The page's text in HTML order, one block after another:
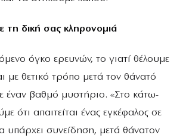
δική σας κληρονομιά
όγκο ερευνών, το γιατί θέλουμε
με θετικό τρόπο μετά τον θάνατό
έναν βαθμό μυστήριο. «Στο κάτω-
ότι απαιτείται ένας εγκέφαλος σε
υπάρχει συνείδηση, μετά θάνατον